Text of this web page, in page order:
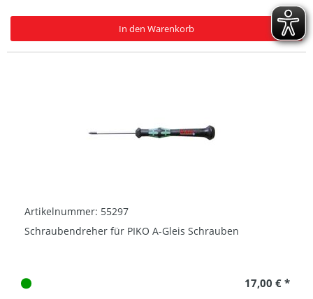
In den Warenkorb
Artikelnummer: 55297
Schraubendreher für PIKO A-Gleis Schrauben
17,00 € *